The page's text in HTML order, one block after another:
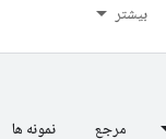
بیشتر
مرجع نمونه ها